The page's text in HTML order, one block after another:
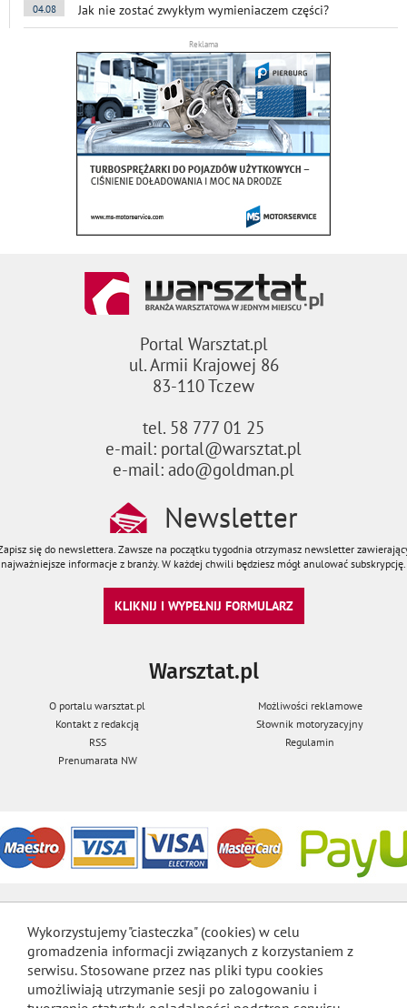
04.08 Jak nie zostać zwykłym wymieniaczem części?
Reklama
Portal Warsztat.pl
ul. Armii Krajowej 86
83-110 Tczew
tel. 58 777 01 25
e-mail: portal@warsztat.pl
e-mail: ado@goldman.pl
Newsletter
się do newslettera. Zawsze na początku tygodnia otrzymasz newsletter
najważniejsze informacje z branży. W każdej chwili będziesz mógł anulować subskrypcję.
KLIKNIJ I WYPEŁNIJ FORMULARZ
Warsztat.pl
O portalu warsztat.pl
Możliwości reklamowe
Kontakt z redakcją
Słownik motoryzacyjny
RSS
Regulamin
Prenumarata NW
Wykorzystujemy "ciasteczka" (cookies) w celu
gromadzenia informacji związanych z korzystaniem z
serwisu. Stosowane przez nas pliki typu cookies
umożliwiają utrzymanie sesji po zalogowaniu i